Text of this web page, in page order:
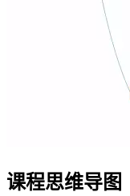
课程思维导图